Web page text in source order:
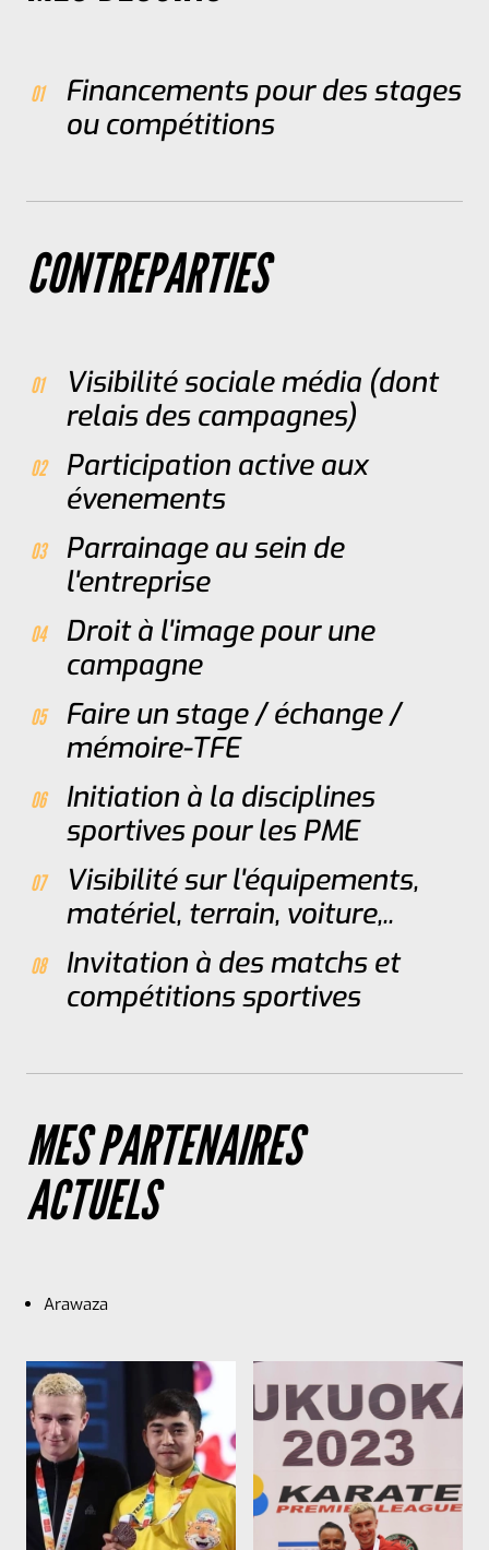
Financements pour des stages
ou compétitions
CONTREPARTIES
Visibilité sociale média (dont
relais des campagnes)
Participation active aux
évenements
Parrainage au sein de
l'entreprise
Droit à l'image pour une
campagne
Faire un stage / échange /
mémoire-TFE
Initiation à la disciplines
sportives pour les PME
Visibilité sur l'équipements,
matériel, terrain, voiture,..
Invitation à des matchs et
compétitions sportives
MES PARTENAIRES
ACTUELS
Arawaza